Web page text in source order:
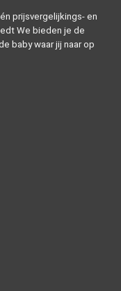
prijsvergelijkings- en
We bieden je de
baby waar jij naar op